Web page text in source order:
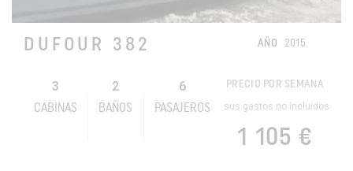
DUFOUR 382 AÑO 2015
3
CABINAS
2
BAÑOS
6
PASAJEROS
PRECIO POR SEMANA
sus gastos no incluidos
1 105 €